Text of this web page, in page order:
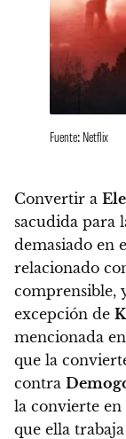
Fuente: Netflix
Convertir a
sacudida para
demasiado en
relacionado
comprensible,
excepción de
mencionada
que la
contra
la convierte en
que ella